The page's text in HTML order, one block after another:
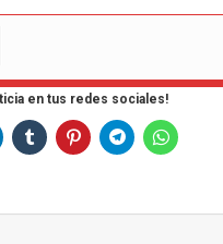
en tus redes sociales!